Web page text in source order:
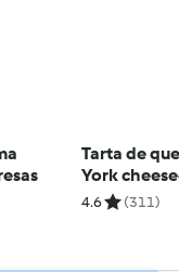
Tarta de
York
4.6 (311)